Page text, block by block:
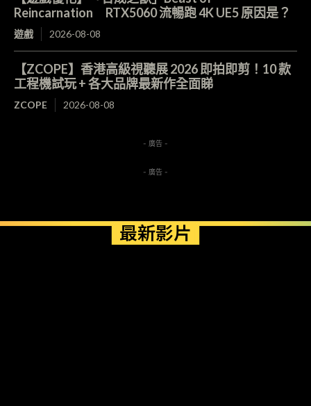
Reincarnation RTX5060 流暢跑 4K UE5 原因是？
遊戲 2026-08-08
【ZCOPE】香港高級視聽展 2026 即拍即剪！10 款
工程機試玩 + 各大品牌最新作全面睇
ZCOPE 2026-08-08
- 廣告 -
- 廣告 -
最新影片